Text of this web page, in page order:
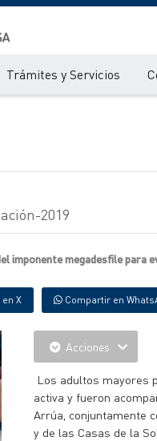
Trámites y Servicios
2019
imponente megadesfile para
X Compartir en
Acciones
Los adultos mayores
activa y fueron
Arrúa, conjuntamente
y de las Casas de la